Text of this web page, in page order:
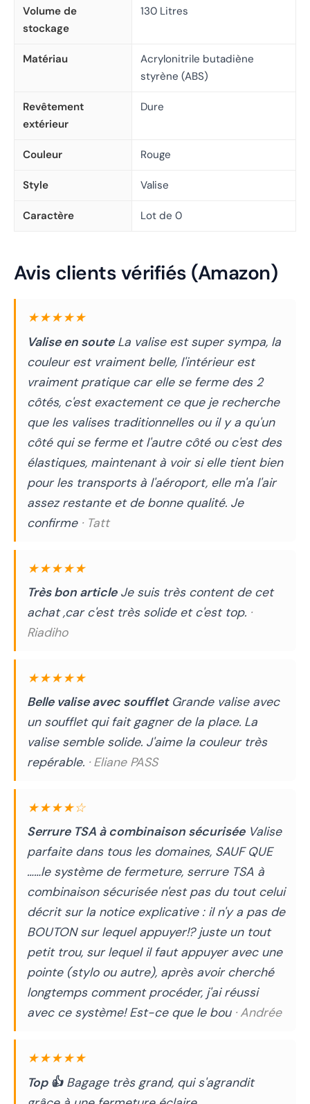
Volume de
stockage
130 Litres
Matériau
Acrylonitrile butadiène
styrène (ABS)
Revêtement
extérieur
Dure
Couleur Rouge
Style Valise
Caractère Lot de 0
Avis clients vérifiés (Amazon)
★★★★★
Valise en souteLa valise est super sympa, la
couleur est vraiment belle, l'intérieur est
vraiment pratique car elle se ferme des 2
côtés, c'est exactement ce que je recherche
que les valises traditionnelles ou il y a qu'un
côté qui se ferme et l'autre côté ou c'est des
élastiques, maintenant à voir si elle tient bien
pour les transports à l'aéroport, elle m'a l'air
assez restante et de bonne qualité. Je
confirme · Tatt
★★★★★
Très bon articleJe suis très content de cet
achat ,car c'est très solide et c'est top. ·
Riadiho
★★★★★
Belle valise avec souffletGrande valise avec
un soufflet qui fait gagner de la place. La
valise semble solide. J'aime la couleur très
repérable. · Eliane PASS
★★★★☆
Serrure TSA à combinaison sécuriséeValise
parfaite dans tous les domaines, SAUF QUE
……le système de fermeture, serrure TSA à
combinaison sécurisée n'est pas du tout celui
décrit sur la notice explicative : il n'y a pas de
BOUTON sur lequel appuyer!? juste un tout
petit trou, sur lequel il faut appuyer avec une
pointe (stylo ou autre), après avoir cherché
longtemps comment procéder, j'ai réussi
avec ce système! Est-ce que le bou · Andrée
★★★★★
Top 👍Bagage très grand, qui s'agrandit